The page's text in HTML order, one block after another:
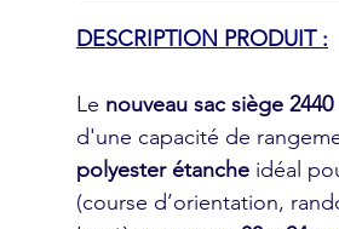
DESCRIPTION PRODUIT :
Le nouveau sac siège 2440
d'une capacité de
polyester étanche idéal
(course d’orientation,